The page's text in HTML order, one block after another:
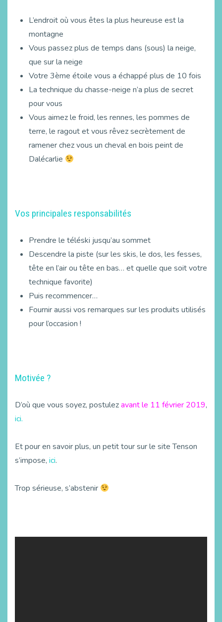
L’endroit où vous êtes la plus heureuse est la
montagne
Vous passez plus de temps dans (sous) la neige,
que sur la neige
Votre 3ème étoile vous a échappé plus de 10 fois
La technique du chasse-neige n’a plus de secret
pour vous
Vous aimez le froid, les rennes, les pommes de
terre, le ragout et vous rêvez secrètement de
ramener chez vous un cheval en bois peint de
Dalécarlie
Vos principales responsabilités
Prendre le téléski jusqu’au sommet
Descendre la piste (sur les skis, le dos, les fesses,
tête en l’air ou tête en bas… et quelle que soit votre
technique favorite)
Puis recommencer…
Fournir aussi vos remarques sur les produits utilisés
pour l’occasion !
Motivée ?
D’où que vous soyez, postulezavant le 11 février 2019,
ici.
Et pour en savoir plus, un petit tour sur le site Tenson
s’impose, ici.
Trop sérieuse, s’abstenir